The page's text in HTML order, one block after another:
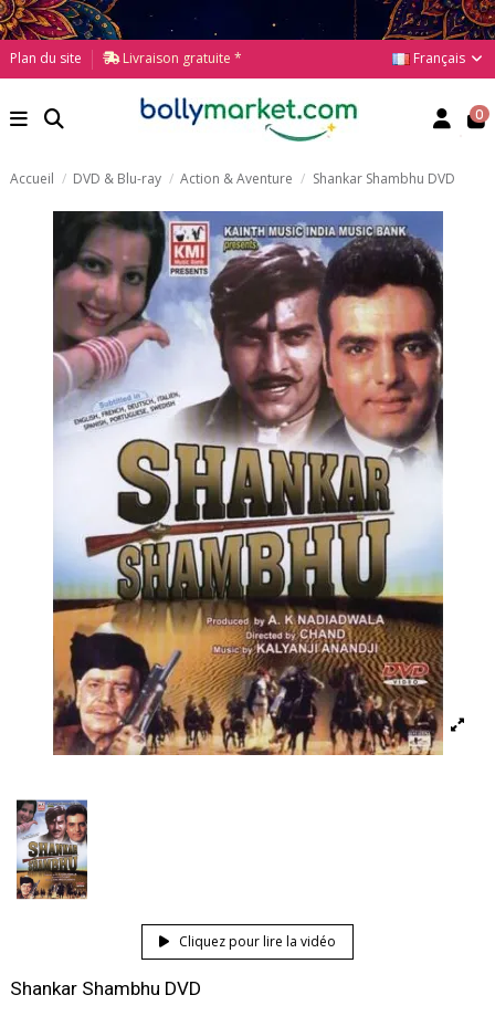
Plan du site Livraison gratuite * Français
0
Accueil DVD & Blu-ray Action & Aventure Shankar Shambhu DVD
Cliquez pour lire la vidéo
Shankar Shambhu DVD